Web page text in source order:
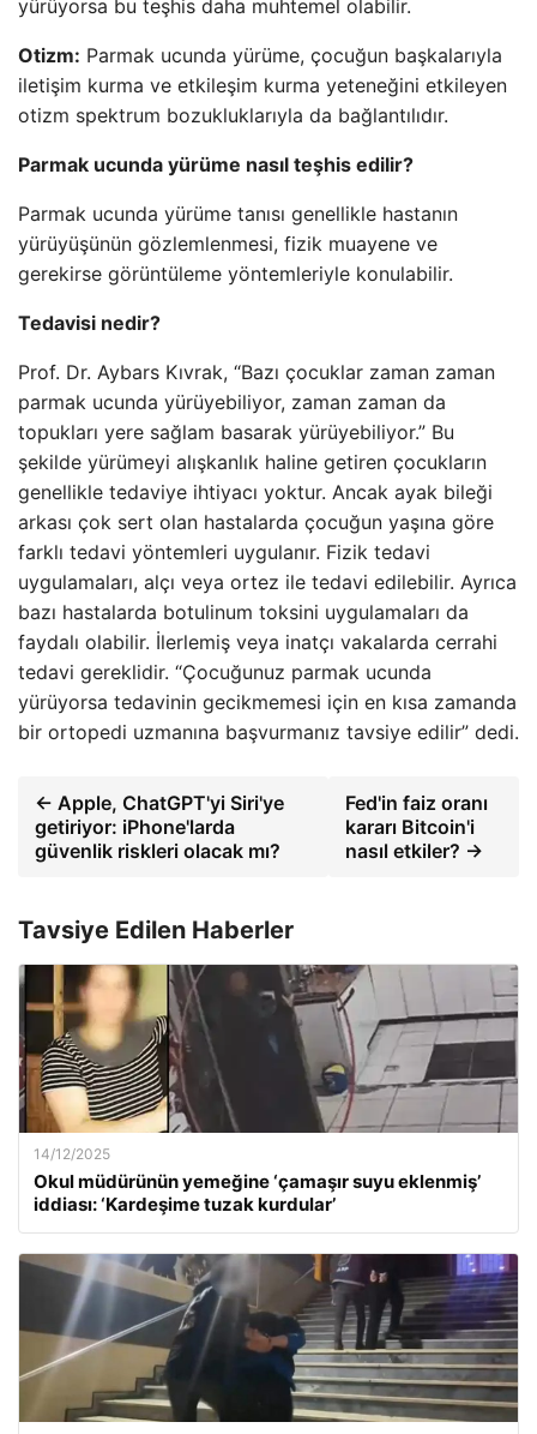
yürüyorsa bu teşhis daha muhtemel olabilir.
Otizm: Parmak ucunda yürüme, çocuğun başkalarıyla
iletişim kurma ve etkileşim kurma yeteneğini etkileyen
otizm spektrum bozukluklarıyla da bağlantılıdır.
Parmak ucunda yürüme nasıl teşhis edilir?
Parmak ucunda yürüme tanısı genellikle hastanın
yürüyüşünün gözlemlenmesi, fizik muayene ve
gerekirse görüntüleme yöntemleriyle konulabilir.
Tedavisi nedir?
Prof. Dr. Aybars Kıvrak, “Bazı çocuklar zaman zaman
parmak ucunda yürüyebiliyor, zaman zaman da
topukları yere sağlam basarak yürüyebiliyor.” Bu
şekilde yürümeyi alışkanlık haline getiren çocukların
genellikle tedaviye ihtiyacı yoktur. Ancak ayak bileği
arkası çok sert olan hastalarda çocuğun yaşına göre
farklı tedavi yöntemleri uygulanır. Fizik tedavi
uygulamaları, alçı veya ortez ile tedavi edilebilir. Ayrıca
bazı hastalarda botulinum toksini uygulamaları da
faydalı olabilir. İlerlemiş veya inatçı vakalarda cerrahi
tedavi gereklidir. “Çocuğunuz parmak ucunda
yürüyorsa tedavinin gecikmemesi için en kısa zamanda
bir ortopedi uzmanına başvurmanız tavsiye edilir” dedi.
← Apple, ChatGPT'yi Siri'ye
getiriyor: iPhone'larda
güvenlik riskleri olacak mı?
Fed'in faiz oranı
kararı Bitcoin'i
nasıl etkiler? →
Tavsiye Edilen Haberler
14/12/2025
Okul müdürünün yemeğine ‘çamaşır suyu eklenmiş’
iddiası: ‘Kardeşime tuzak kurdular’